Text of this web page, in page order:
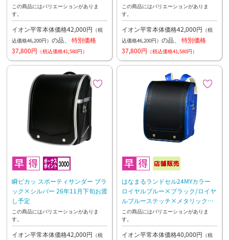
この商品にはバリエーションがありま
す。
イオン平常本体価格42,000円 （税
込価格46,200円） の品、 特別価格
37,800円 （税込価格41,580円）
この商品にはバリエーションがありま
す。
イオン平常本体価格42,000円 （税
込価格46,200円） の品、 特別価格
37,800円 （税込価格41,580円）
瞬ピカッ スポーティサンダー ブラ
ック×シルバー 26年11月下旬お渡
し予定
この商品にはバリエーションがありま
す。
イオン平常本体価格42,000円 （税
はなまるランドセル24MYカラー
ロイヤルブルー×ブラック/ロイヤ
ルブルーステッチ×メタリックブ
ルー
この商品にはバリエーションがありま
す。
イオン平常本体価格40,000円 （税